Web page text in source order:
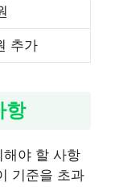
추가
항
야 할 사항
기준을 초과